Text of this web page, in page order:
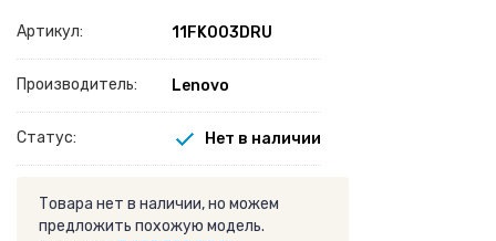
Артикул: 11FK003DRU
Производитель: Lenovo
Статус: Нет в наличии
Товара нет в наличии, но можем
предложить похожую модель.